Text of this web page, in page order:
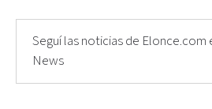
Seguí las noticias de Elonce.com
News